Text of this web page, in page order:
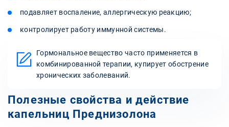
подавляет воспаление, аллергическую реакцию;
контролирует работу иммунной системы.
Гормональное вещество часто применяется в
комбинированной терапии, купирует обострение
хронических заболеваний.
Полезные свойства и действие
капельниц Преднизолона